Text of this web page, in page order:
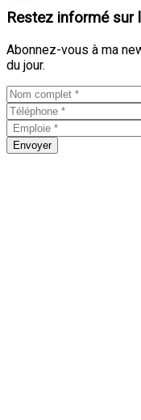
Restez informé sur
Abonnez-vous à ma
du jour.
Envoyer